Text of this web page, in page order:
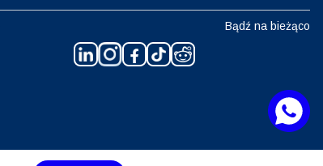
Bądź na bieżąco